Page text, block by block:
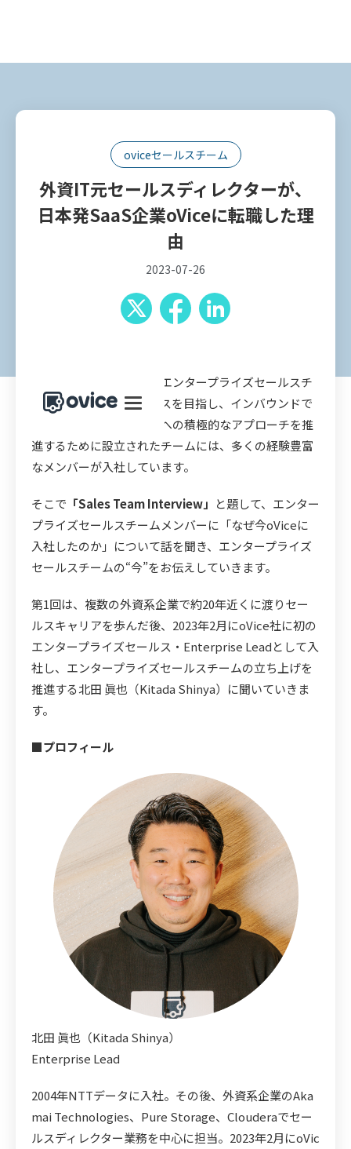
oviceセールスチーム
外資IT元セールスディレクターが、
日本発SaaS企業oViceに転職した理
由
2023-07-26
今年新たに設立された、エンタープライズセールスチ
ーム。より一層のグロースを目指し、インバウンドで
はタッチできない大企業への積極的なアプローチを推
進するために設立されたチームには、多くの経験豊富
なメンバーが入社しています。
そこで 「Sales Team Interview」 と題して、エンター
プライズセールスチームメンバーに「なぜ今oViceに
入社したのか」について話を聞き、エンタープライズ
セールスチームの“今”をお伝えしていきます。
第1回は、複数の外資系企業で約20年近くに渡りセー
ルスキャリアを歩んだ後、2023年2月にoVice社に初の
エンタープライズセールス・Enterprise Leadとして入
社し、エンタープライズセールスチームの立ち上げを
推進する北田 眞也（Kitada Shinya）に聞いていきま
す。
■プロフィール
北田 眞也（Kitada Shinya）
Enterprise Lead
2004年NTTデータに入社。その後、外資系企業のAka
mai Technologies、Pure Storage、Clouderaでセー
ルスディレクター業務を中心に担当。2023年2月にoVic